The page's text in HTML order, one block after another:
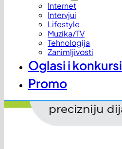
Internet
Intervjui
Lifestyle
Muzika/TV
Tehnologija
Zanimljivosti
Oglasi i konkursi
Promo